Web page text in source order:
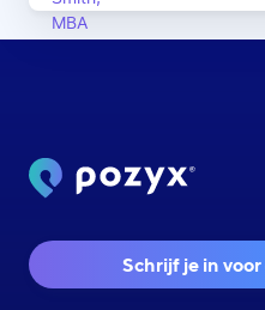
Schrijf je in